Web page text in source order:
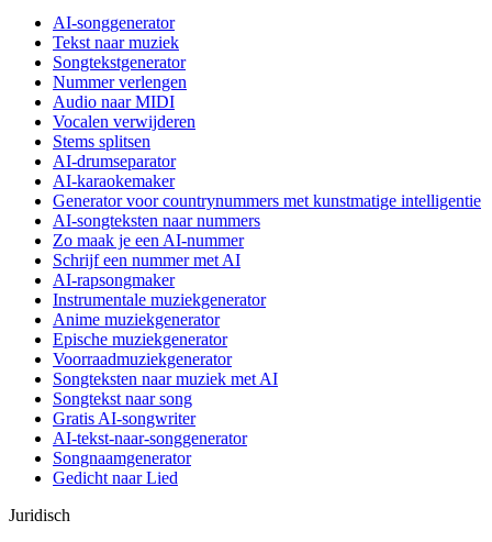
AI-songgenerator
Tekst naar muziek
Songtekstgenerator
Nummer verlengen
Audio naar MIDI
Vocalen verwijderen
Stems splitsen
AI-drumseparator
AI-karaokemaker
Generator voor countrynummers met kunstmatige intelligentie
AI-songteksten naar nummers
Zo maak je een AI-nummer
Schrijf een nummer met AI
AI-rapsongmaker
Instrumentale muziekgenerator
Anime muziekgenerator
Epische muziekgenerator
Voorraadmuziekgenerator
Songteksten naar muziek met AI
Songtekst naar song
Gratis AI-songwriter
AI-tekst-naar-songgenerator
Songnaamgenerator
Gedicht naar Lied
Juridisch